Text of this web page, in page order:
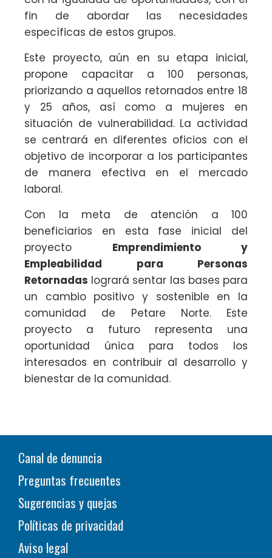
fin de abordar las necesidades
específicas de estos grupos.
Este proyecto, aún en su etapa inicial,
propone capacitar a 100 personas,
priorizando a aquellos retornados entre 18
y 25 años, así como a mujeres en
situación de vulnerabilidad. La actividad
se centrará en diferentes oficios con el
objetivo de incorporar a los participantes
de manera efectiva en el mercado
laboral.
Con la meta de atención a 100
beneficiarios en esta fase inicial del
proyecto Emprendimiento y
Empleabilidad para Personas
Retornadas logrará sentar las bases para
un cambio positivo y sostenible en la
comunidad de Petare Norte. Este
proyecto a futuro representa una
oportunidad única para todos los
interesados en contribuir al desarrollo y
bienestar de la comunidad.
Canal de denuncia
Preguntas frecuentes
Sugerencias y quejas
Políticas de privacidad
Aviso legal